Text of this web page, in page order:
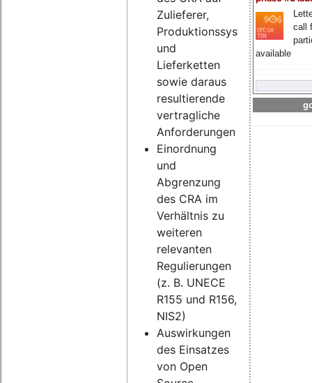
call
available
Zulieferer,
Produktionssysteme
und
Lieferketten
sowie daraus
resultierende
vertragliche
Anforderungen
Einordnung
und
Abgrenzung
des CRA im
Verhältnis zu
weiteren
relevanten
Regulierungen
(z. B. UNECE
R155 und R156,
NIS2)
Auswirkungen
des Einsatzes
von Open